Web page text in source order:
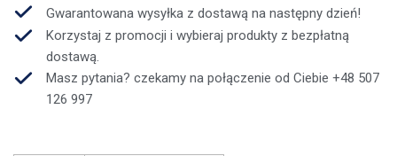
Gwarantowana wysyłka z dostawą na następny dzień!
Korzystaj z promocji i wybieraj produkty z bezpłatną
dostawą.
Masz pytania? czekamy na połączenie od Ciebie +48 507
126 997